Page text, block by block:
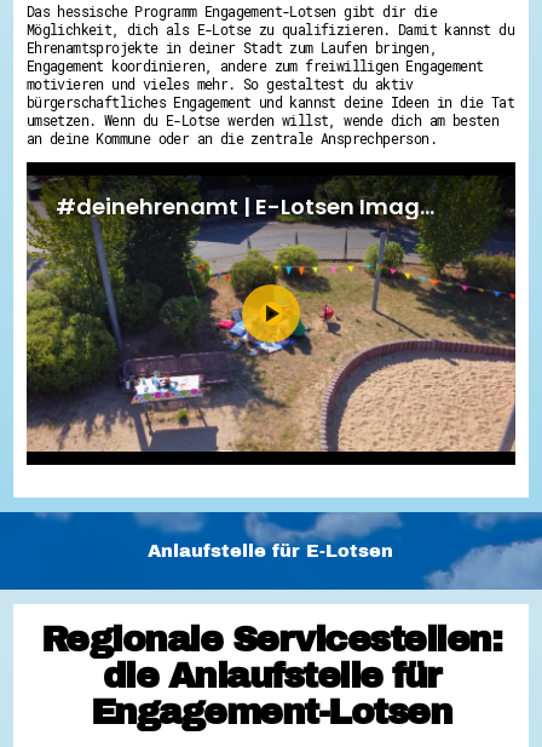
Das hessische Programm Engagement-Lotsen gibt dir die
Möglichkeit, dich als E-Lotse zu qualifizieren. Damit kannst du
Ehrenamtsprojekte in deiner Stadt zum Laufen bringen,
Engagement koordinieren, andere zum freiwilligen Engagement
motivieren und vieles mehr. So gestaltest du aktiv
bürgerschaftliches Engagement und kannst deine Ideen in die Tat
umsetzen. Wenn du E-Lotse werden willst, wende dich am besten
an deine Kommune oder an die zentrale Ansprechperson.
Anlaufstelle für E-Lotsen
Regionale Servicestellen:
die Anlaufstelle für
Engagement-Lotsen